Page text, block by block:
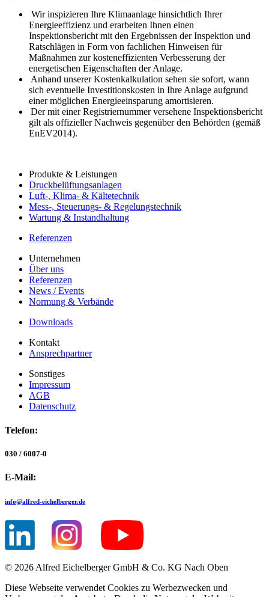
Wir inspizieren Ihre Klimaanlage hinsichtlich Ihrer
Energieeffizienz und erarbeiten Ihnen einen
Inspektionsbericht mit den Ergebnissen der Inspektion und
Ratschlägen in Form von fachlichen Hinweisen für
Maßnahmen zur kosteneffizienten Verbesserung der
energetischen Eigenschaften der Anlage.
Anhand unserer Kostenkalkulation sehen sie sofort, wann
sich eventuelle Investitionskosten in Ihre Anlage aufgrund
einer möglichen Energieeinsparung amortisieren.
Der mit einer Registriernummer versehene Inspektionsbericht
gilt als offizieller Nachweis gegenüber den Behörden (gemäß
EnEV2014).
Produkte & Leistungen
Druckbelüftungsanlagen
Luft-, Klima- & Kältetechnik
Mess-, Steuerungs- & Regelungstechnik
Wartung & Instandhaltung
Referenzen
Unternehmen
Über uns
Referenzen
News / Events
Normung & Verbände
Downloads
Kontakt
Ansprechpartner
Sonstiges
Impressum
AGB
Datenschutz
Telefon:
030 / 6007-0
E-Mail:
info@alfred-eichelberger.de
© 2026 Alfred Eichelberger GmbH & Co. KG Nach Oben
Diese Webseite verwendet Cookies zu Werbezwecken und